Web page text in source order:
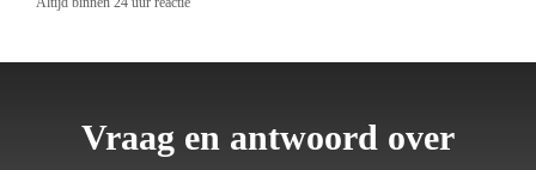
Altijd binnen 24 uur reactie
Vraag en antwoord over